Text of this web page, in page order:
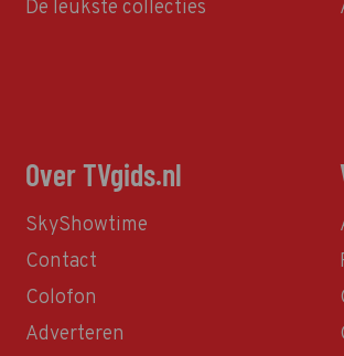
De leukste collecties
Over TVgids.nl
SkyShowtime
Contact
Colofon
Adverteren